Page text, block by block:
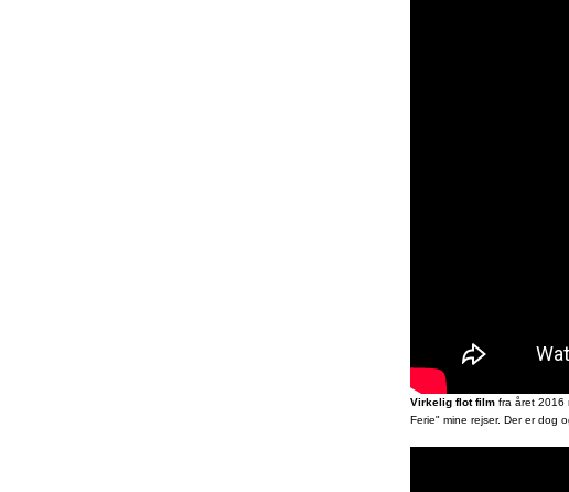
Virkelig flot film fra året 2016
Ferie" mine rejser. Der er dog